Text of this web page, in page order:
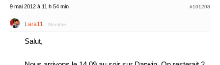
9 mai 2012 à 11 h 54 min #101208
Lara11 Membre
Salut,